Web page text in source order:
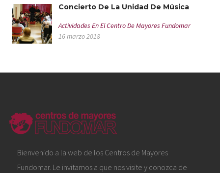
Concierto De La Unidad De Música
Actividades En El Centro De Mayores Fundomar
16 marzo 2018
Bienvenido a la web de los Centros de Mayores
Fundomar. Le invitamos a que nos visite y conozca de